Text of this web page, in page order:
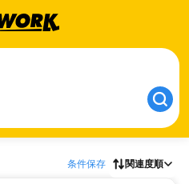
条件保存 関連度順